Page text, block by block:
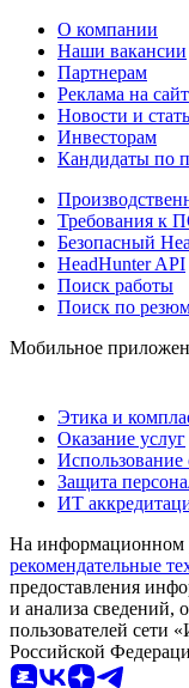
О компании
Наши вакансии
Партнерам
Реклама на
Новости и
Инвесторам
Кандидаты по
Требования к
Безопасный
HeadHunter API
Поиск работы
Поиск по
Мобильное
Этика и
Оказание услуг
Использование
Защита
ИТ
На информационном
рекомендательные
предоставления
и анализа сведений,
пользователей сети
Российской